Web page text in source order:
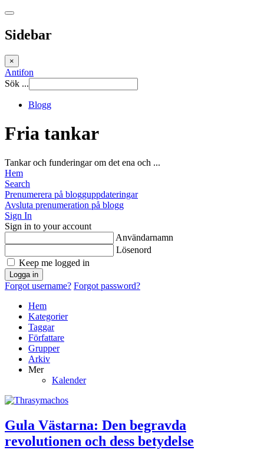
Sidebar
×
Antifon
Sök ...
Blogg
Fria tankar
Tankar och funderingar om det ena och ...
Hem
Search
Prenumerera på blogguppdateringar
Avsluta prenumeration på blogg
Sign In
Sign in to your account
Användarnamn
Lösenord
Keep me logged in
Logga in
Forgot username? Forgot password?
Hem
Kategorier
Taggar
Författare
Grupper
Arkiv
Mer
Kalender
Gula Västarna: Den begravda
revolutionen och dess betydelse